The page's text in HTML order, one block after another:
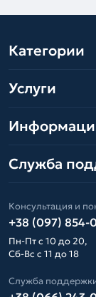
Категории
Услуги
Служба
Консультация и
+38 (097) 854-
Пн-Пт с 10 до 20,
Сб-Вс с 11 до 18
Служба